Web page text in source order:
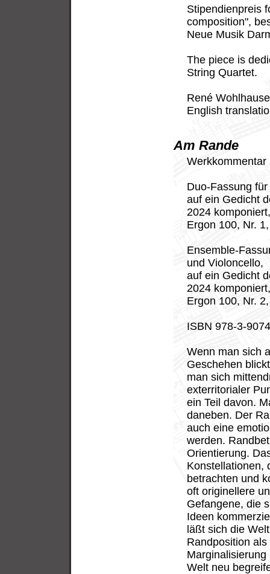
Stipendienpreis
composition",
Neue Musik
The piece is
String Quartet.
René
English
Am Rande
Duo-Fassung
auf ein Gedicht
2024
Ergon 100, Nr.
Ensemble-
und Violoncello,
auf ein Gedicht
2024
Ergon 100, Nr.
ISBN 978-3-
Wenn man sich
Geschehen
man sich
exterritorialer
ein Teil davon.
daneben. Der
auch eine
werden.
Orientierung.
Konstellationen,
betrachten und
oft originellere
Gefangene, die
Ideen
läßt sich die
Randposition
Welt neu